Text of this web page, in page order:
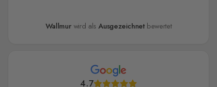
Wallmur wird alsAusgezeichnetbewertet
4.7